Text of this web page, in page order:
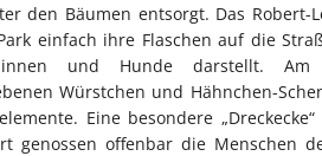
den Bäumen entsorgt. Das
einfach ihre Flaschen auf die
und Hunde darstellt.
Würstchen und Hähnchen-
Eine besondere
genossen offenbar die Menschen